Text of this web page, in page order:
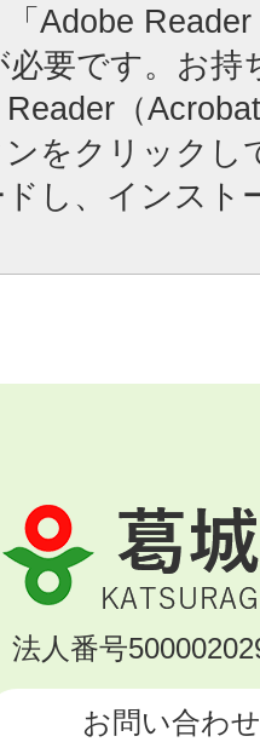
「Adobe
必要です。お持
（
をクリックし
し、インスト
葛
城
市
KATSURAGI
CITY
法人番号
お問い合わせ